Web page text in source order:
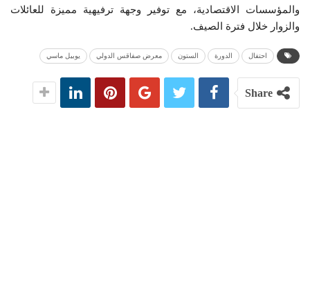
والمؤسسات الاقتصادية، مع توفير وجهة ترفيهية مميزة للعائلات
والزوار خلال فترة الصيف.
احتفال الدورة الستون معرض صفاقس الدولي يوبيل ماسي
Share